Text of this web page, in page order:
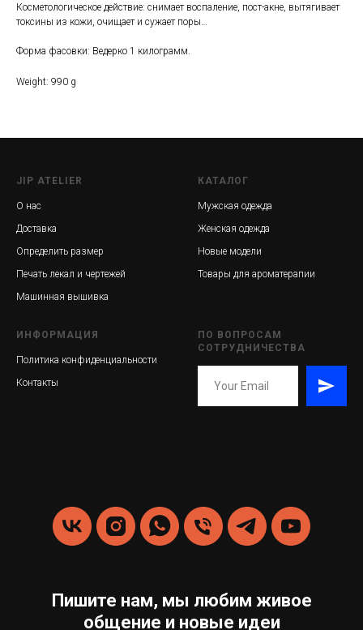
Косметологическое действие: снимает воспаление, пост-акне, вытягивает
токсины из кожи, очищает и сужает поры…
Форма фасовки: Ведерко 1 килограмм.
Weight: 990 g
JIP ATELIER
О нас
Доставка
Определить размер
Печать лекал и чертежей
Машинная вышивка
КАТАЛОГ
Мужская одежда
Женская одежда
Новые модели
Товары для ароматерапии
ИНФОРМАЦИЯ
Политика конфиденциальности
Контакты
ПО ВОПРОСАМ
СОТРУДНИЧЕСТВА
Пишите нам, мы любим живое
общение и новые идеи